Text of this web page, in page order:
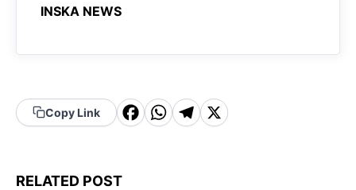
INSKA NEWS
Copy Link
F WT X
RELATED POST